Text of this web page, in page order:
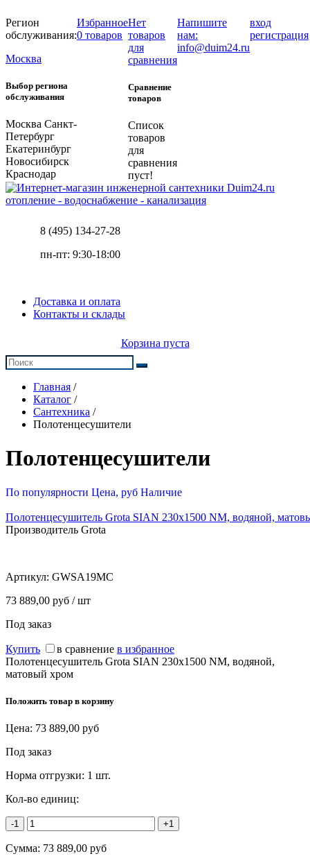
Регион
обслуживания:
Москва
Выбор региона
обслуживания
Москва Санкт-
Петербург
Екатеринбург
Новосибирск
Краснодар
Избранное
0 товаров
Нет
товаров
для
сравнения
Сравнение
товаров
Список
товаров
для
сравнения
пуст!
Напишите
нам:
info@duim24.ru
вход
регистрация
отопление - водоснабжение - канализация
8 (495) 134-27-28
пн-пт: 9:30-18:00
Доставка и оплата
Контакты и склады
Корзина пуста
Главная /
Каталог /
Сантехника /
Полотенцесушители
Полотенцесушители
По популярности Цена, руб Наличие
Полотенцесушитель Grota SIAN 230x1500 NM, водяной,
Производитель Grota
Артикул: GWSA19MC
73 889,00 руб / шт
Под заказ
Купить в сравнение в избранное
Полотенцесушитель Grota SIAN 230x1500 NM, водяной,
матовый хром
Положить товар в корзину
Цена: 73 889,00 руб
Под заказ
Норма отгрузки: 1 шт.
Кол-во единиц:
-1 +1
Сумма: 73 889,00 руб